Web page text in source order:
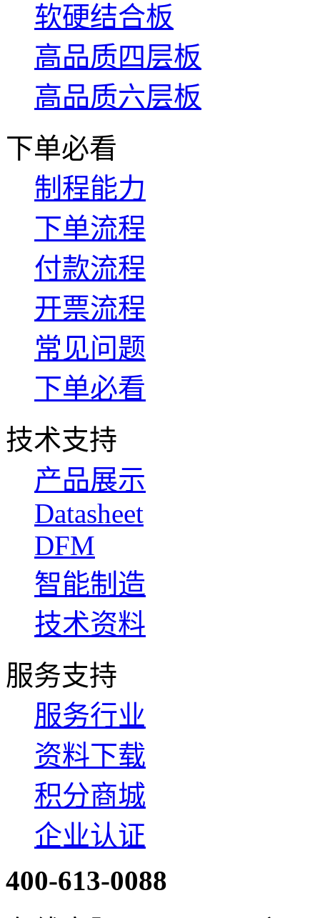
软硬结合板
高品质四层板
高品质六层板
下单必看
制程能力
下单流程
付款流程
开票流程
常见问题
下单必看
技术支持
产品展示
Datasheet
DFM
智能制造
技术资料
服务支持
服务行业
资料下载
积分商城
企业认证
400-613-0088